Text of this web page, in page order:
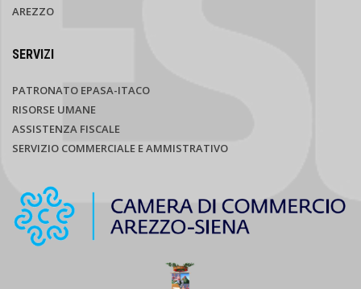
AREZZO
SERVIZI
PATRONATO EPASA-ITACO
RISORSE UMANE
ASSISTENZA FISCALE
SERVIZIO COMMERCIALE E AMMISTRATIVO